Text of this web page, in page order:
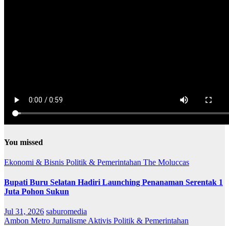
You missed
Ekonomi & Bisnis Politik & Pemerintahan The Moluccas
Bupati Buru Selatan Hadiri Launching Penanaman Serentak 1
Juta Pohon Sukun
Jul 31, 2026 saburomedia
Ambon Metro Jurnalisme Aktivis Politik & Pemerintahan